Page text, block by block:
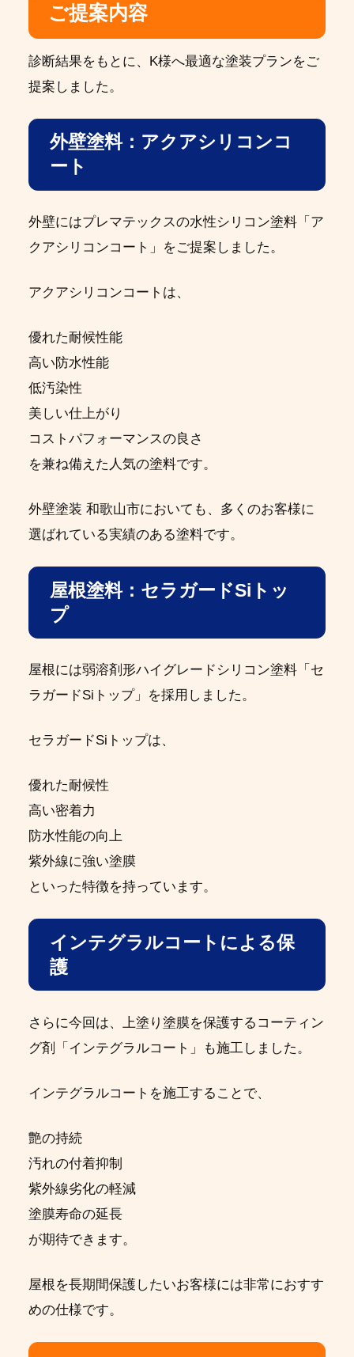
ご提案内容
診断結果をもとに、K様へ最適な塗装プランをご
提案しました。
外壁塗料：アクアシリコンコ
ート
外壁にはプレマテックスの水性シリコン塗料「ア
クアシリコンコート」をご提案しました。
アクアシリコンコートは、
優れた耐候性能
高い防水性能
低汚染性
美しい仕上がり
コストパフォーマンスの良さ
を兼ね備えた人気の塗料です。
外壁塗装 和歌山市においても、多くのお客様に
選ばれている実績のある塗料です。
屋根塗料：セラガードSiトッ
プ
屋根には弱溶剤形ハイグレードシリコン塗料「セ
ラガードSiトップ」を採用しました。
セラガードSiトップは、
優れた耐候性
高い密着力
防水性能の向上
紫外線に強い塗膜
といった特徴を持っています。
インテグラルコートによる保
護
さらに今回は、上塗り塗膜を保護するコーティン
グ剤「インテグラルコート」も施工しました。
インテグラルコートを施工することで、
艶の持続
汚れの付着抑制
紫外線劣化の軽減
塗膜寿命の延長
が期待できます。
屋根を長期間保護したいお客様には非常におすす
めの仕様です。